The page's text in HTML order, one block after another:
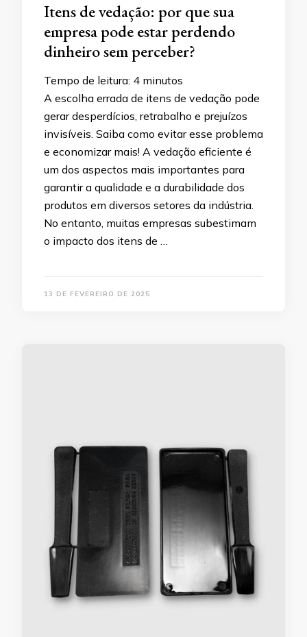
Itens de vedação: por que sua
empresa pode estar perdendo
dinheiro sem perceber?
Tempo de leitura: 4 minutos
A escolha errada de itens de vedação pode
gerar desperdícios, retrabalho e prejuízos
invisíveis. Saiba como evitar esse problema
e economizar mais! A vedação eficiente é
um dos aspectos mais importantes para
garantir a qualidade e a durabilidade dos
produtos em diversos setores da indústria.
No entanto, muitas empresas subestimam
o impacto dos itens de …
13 DE FEVEREIRO DE 2025